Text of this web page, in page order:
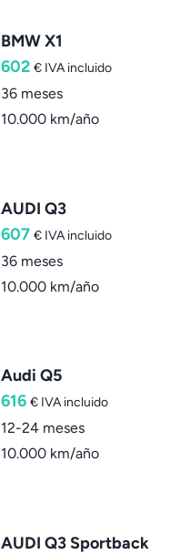
BMW X1
602 € IVA incluido
36 meses
10.000 km/año
AUDI Q3
607 € IVA incluido
36 meses
10.000 km/año
Audi Q5
616 € IVA incluido
12-24 meses
10.000 km/año
AUDI Q3 Sportback